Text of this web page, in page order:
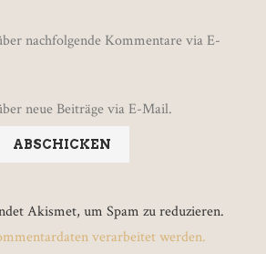
nachfolgende Kommentare via E-
neue Beiträge via E-Mail.
Akismet, um Spam zu reduzieren.
verarbeitet werden.